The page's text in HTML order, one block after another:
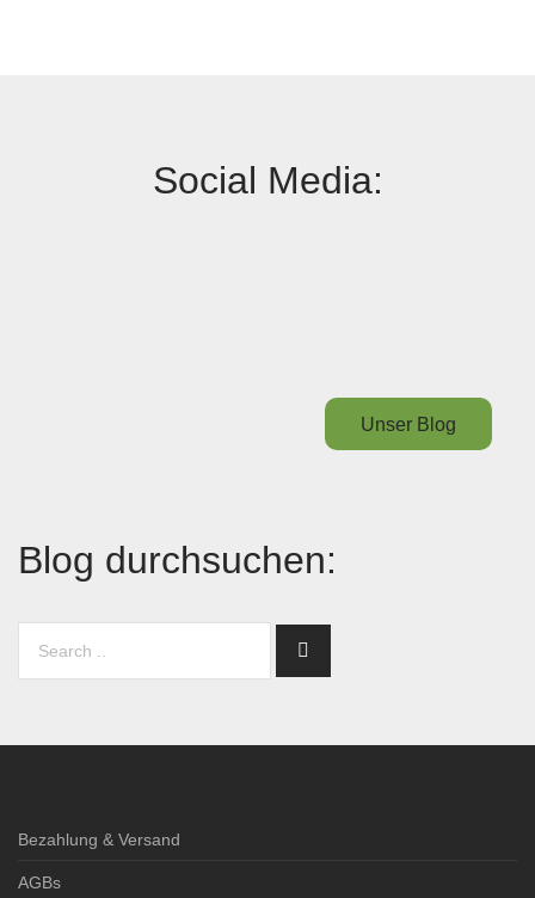
Social Media:
Unser Blog
Blog durchsuchen:
Bezahlung & Versand
AGBs